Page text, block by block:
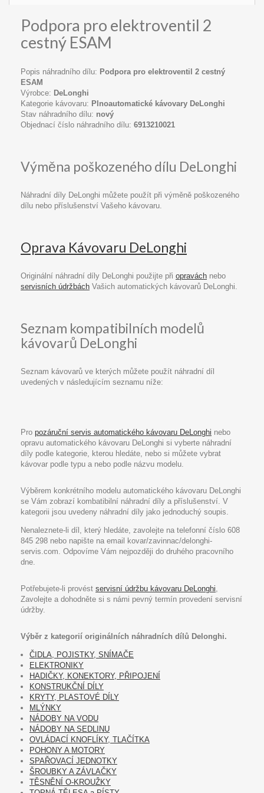
Podpora pro elektroventil 2
cestný ESAM
Popis náhradního dílu: Podpora pro elektroventil 2 cestný
ESAM
Výrobce: DeLonghi
Kategorie kávovaru: Plnoautomatické kávovary DeLonghi
Stav náhradního dílu: nový
Objednací číslo náhradního dílu: 6913210021
Výměna poškozeného dílu DeLonghi
Náhradní díly DeLonghi můžete použít při výměně poškozeného
dílu nebo příslušenství Vašeho kávovaru.
Oprava Kávovaru DeLonghi
Originální náhradní díly DeLonghi použijte při opravách nebo
servisních údržbách Vašich automatických kávovarů DeLonghi.
Seznam kompatibilních modelů
kávovarů DeLonghi
Seznam kávovarů ve kterých můžete použít náhradní díl
uvedených v následujícím seznamu níže:
Pro pozáruční servis automatického kávovaru DeLonghi nebo
opravu automatického kávovaru DeLonghi si vyberte náhradní
díly podle kategorie, kterou hledáte, nebo si můžete vybrat
kávovar podle typu a nebo podle názvu modelu.
Výběrem konkrétního modelu automatického kávovaru DeLonghi
se Vám zobrazí kombatibilní náhradní díly a příslušenství. V
kategorii jsou uvedeny náhradní díly jako jednoduchý soupis.
Nenaleznete-li díl, který hledáte, zavolejte na telefonní číslo 608
845 298 nebo napište na email kovar/zavinnac/delonghi-
servis.com. Odpovíme Vám nejpozději do druhého pracovního
dne.
Potřebujete-li provést servisní údržbu kávovaru DeLonghi,
Zavolejte a dohodněte si s námi pevný termín provedení servisní
údržby.
Výběr z kategorií originálních náhradních dílů Delonghi.
ČIDLA, POJISTKY, SNÍMAČE
ELEKTRONIKY
HADIČKY, KONEKTORY, PŘIPOJENÍ
KONSTRUKČNÍ DÍLY
KRYTY, PLASTOVÉ DÍLY
MLÝNKY
NÁDOBY NA VODU
NÁDOBY NA SEDLINU
OVLÁDACÍ KNOFLÍKY, TLAČÍTKA
POHONY A MOTORY
SPAŘOVACÍ JEDNOTKY
ŠROUBKY A ZÁVLAČKY
TĚSNĚNÍ O-KROUŽKY